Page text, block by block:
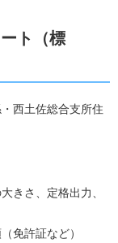
ト（標
西土佐総合支所住
きさ、定格出力、
免許証など）